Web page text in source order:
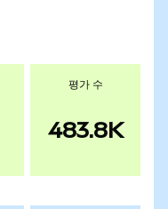
평가 수
483.8K